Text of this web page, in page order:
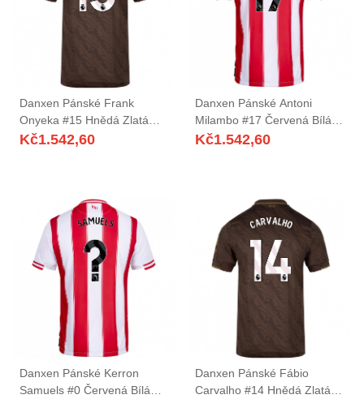
Danxen Pánské Frank
Onyeka #15 Hnědá Zlatá
Daleko Hráčské Dresy
Kč1.542,60
Danxen Pánské Antoni
Milambo #17 Červená Bílá
Domů Hráčské Dresy
Kč1.542,60
Danxen Pánské Kerron
Samuels #0 Červená Bílá
Danxen Pánské Fábio
Carvalho #14 Hnědá Zlatá